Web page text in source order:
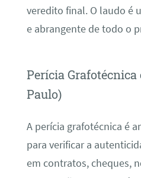
veredito final. O laudo é
e abrangente de todo o
Perícia Grafotécnica
Paulo)
A perícia grafotécnica é
para verificar a
em contratos, cheques,